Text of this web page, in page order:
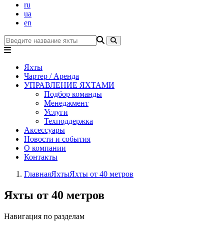
ru
ua
en
Яхты
Чартер / Аренда
УПРАВЛЕНИЕ ЯХТАМИ
Подбор команды
Менеджмент
Услуги
Техподдержка
Аксессуары
Новости и события
О компании
Контакты
ГлавнаяЯхтыЯхты от 40 метров
Яхты от 40 метров
Навигация по разделам